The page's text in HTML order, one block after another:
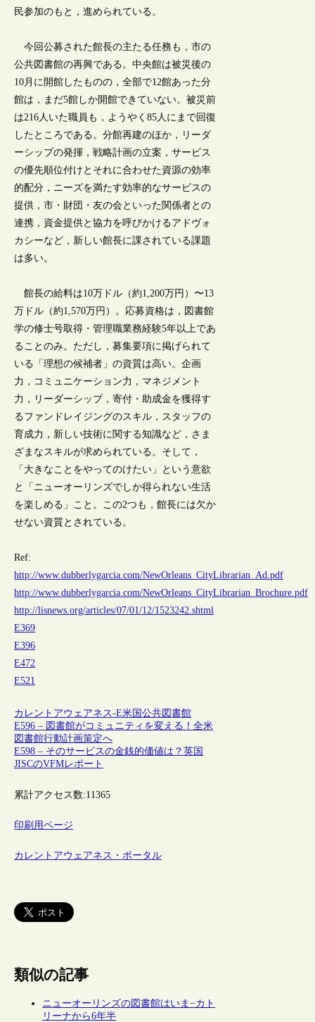
民参加のもと，進められている。
今回公募された館長の主たる任務も，市の
公共図書館の再興である。中央館は被災後の
10月に開館したものの，全部で12館あった分
館は，まだ5館しか開館できていない。被災前
は216人いた職員も，ようやく85人にまで回復
したところである。分館再建のほか，リーダ
ーシップの発揮，戦略計画の立案，サービス
の優先順位付けとそれに合わせた資源の効率
的配分，ニーズを満たす効率的なサービスの
提供，市・財団・友の会といった関係者との
連携，資金提供と協力を呼びかけるアドヴォ
カシーなど，新しい館長に課されている課題
は多い。
館長の給料は10万ドル（約1,200万円）〜13
万ドル（約1,570万円）。応募資格は，図書館
学の修士号取得・管理職業務経験5年以上であ
ることのみ。ただし，募集要項に掲げられて
いる「理想の候補者」の資質は高い。企画
力，コミュニケーション力，マネジメント
力，リーダーシップ，寄付・助成金を獲得す
るファンドレイジングのスキル，スタッフの
育成力，新しい技術に関する知識など，さま
ざまなスキルが求められている。そして，
「大きなことをやってのけたい」という意欲
と「ニューオーリンズでしか得られない生活
を楽しめる」こと。この2つも，館長には欠か
せない資質とされている。
Ref:
http://www.dubberlygarcia.com/NewOrleans_CityLibrarian_Ad.pdf
http://www.dubberlygarcia.com/NewOrleans_CityLibrarian_Brochure.pdf
http://lisnews.org/articles/07/01/12/1523242.shtml
E369
E396
E472
E521
カレントアウェアネス-E米国公共図書館
E596 – 図書館がコミュニティを変える！全米
図書館行動計画策定へ
E598 – そのサービスの金銭的価値は？英国
JISCのVFMレポート
累計アクセス数:11365
印刷用ページ
カレントアウェアネス・ポータル
類似の記事
ニューオーリンズの図書館はいま−カト
リーナから6年半